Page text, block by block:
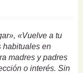
«Vuelve a tu
habituales en
madres y padres
o interés. Sin